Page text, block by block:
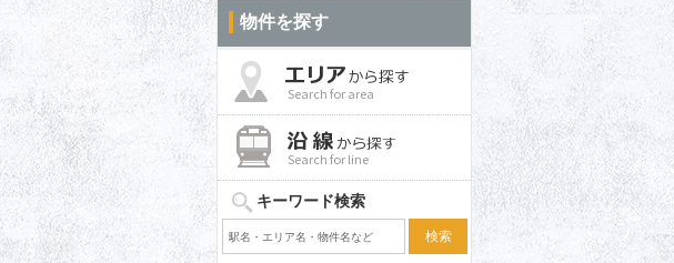
物件を探す
Search for area
Search for line
キーワード検索